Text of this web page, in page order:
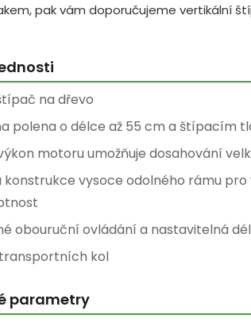
pak vám doporučujeme vertikální
na dřevo
polena o délce až 55 cm a štípacím
motoru umožňuje dosahování
konstrukce vysoce odolného rámu
obouruční ovládání a nastavitelná
kol
parametry